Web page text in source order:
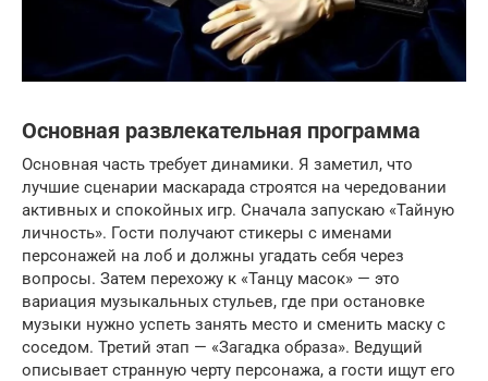
Основная развлекательная программа
Основная часть требует динамики. Я заметил, что
лучшие сценарии маскарада строятся на чередовании
активных и спокойных игр. Сначала запускаю «Тайную
личность». Гости получают стикеры с именами
персонажей на лоб и должны угадать себя через
вопросы. Затем перехожу к «Танцу масок» — это
вариация музыкальных стульев, где при остановке
музыки нужно успеть занять место и сменить маску с
соседом. Третий этап — «Загадка образа». Ведущий
описывает странную черту персонажа, а гости ищут его